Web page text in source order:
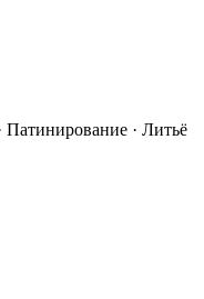
Патинирование · Литьё